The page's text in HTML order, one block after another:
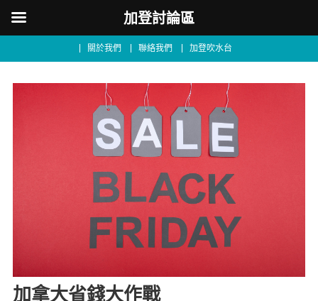
關於我們 聯絡我們 加登吹水台
加拿大省錢大作戰
加登討論區